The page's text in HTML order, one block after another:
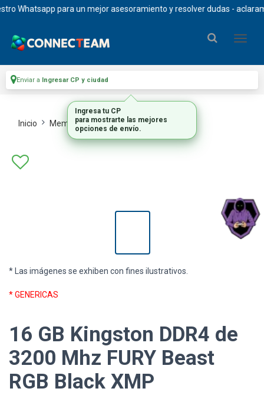
Whatsapp para un mejor asesoramiento y resolver dudas -
Enviar a Ingresar CP y ciudad
Inicio Memorias Ram Memorias Valueram
* Las imágenes se exhiben con fines ilustrativos.
* GENERICAS
16 GB Kingston DDR4 de
3200 Mhz FURY Beast
RGB Black XMP
Ingresa tu CP
para mostrarte las mejores
opciones de envío.